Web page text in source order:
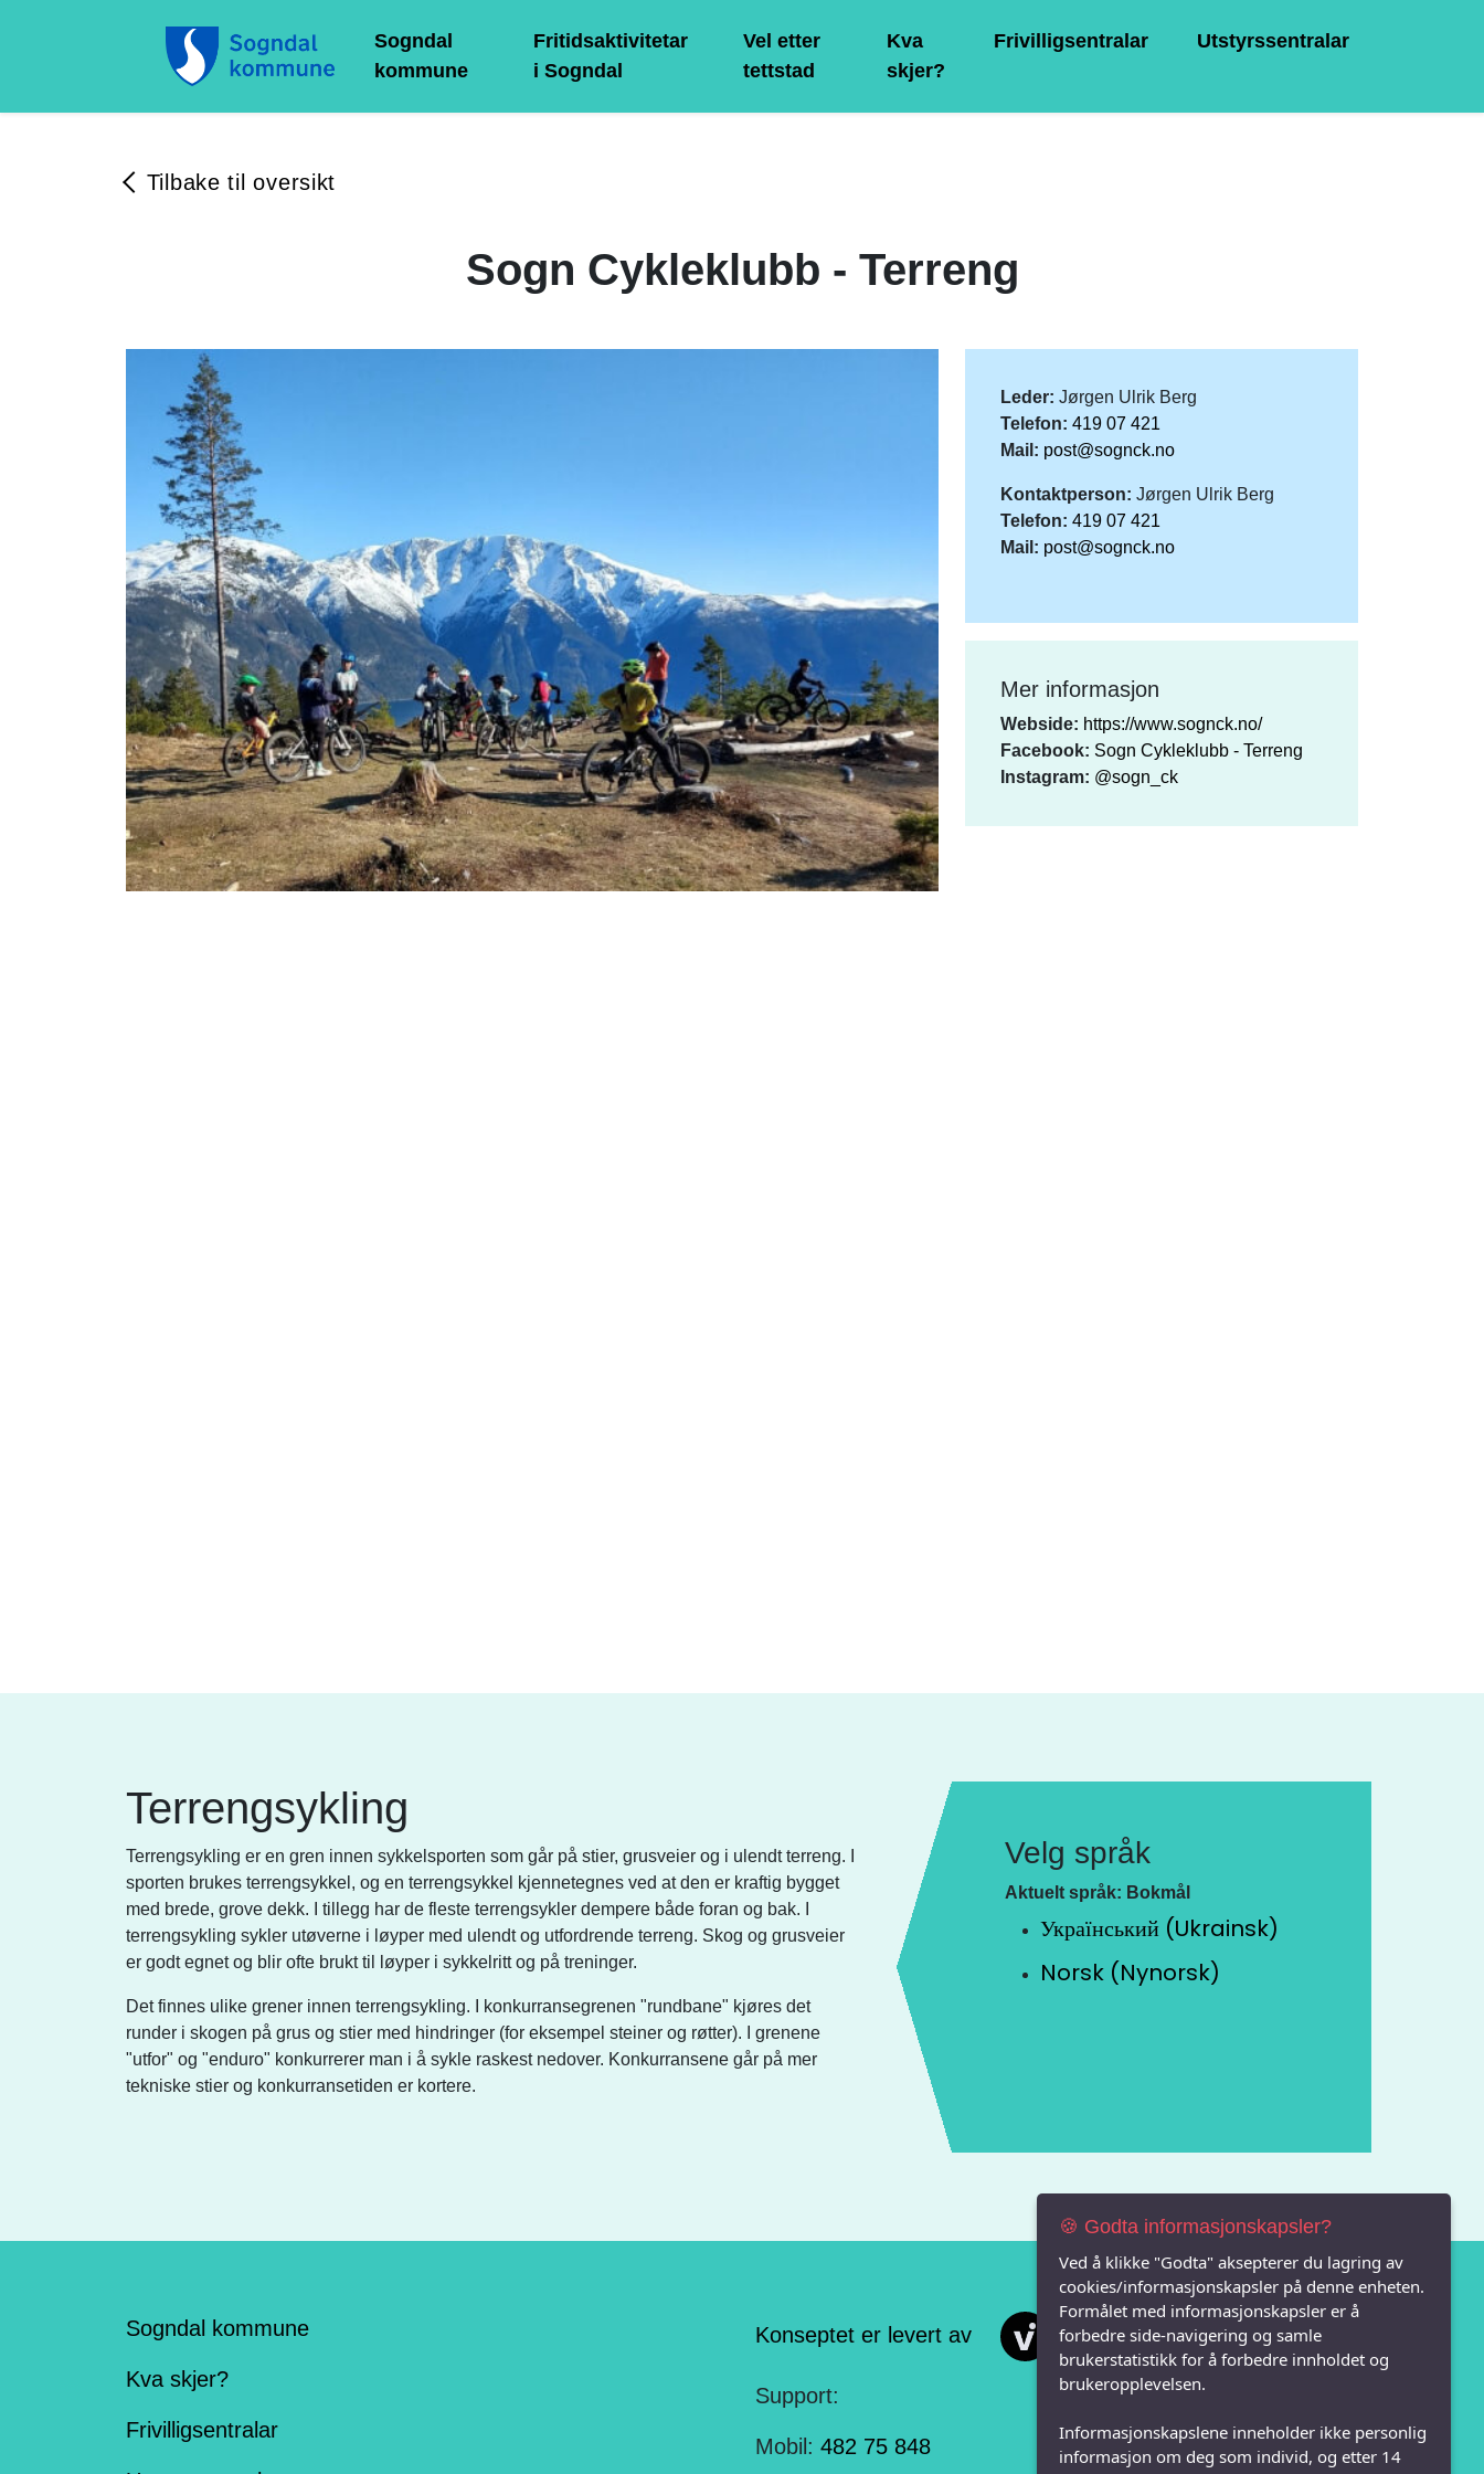
Sogndal
kommune
Fritidsaktivitetar
i Sogndal
Vel etter
tettstad
Kva
skjer?
Frivilligsentralar Utstyrssentralar
Tilbake til oversikt
Sogn Cykleklubb - Terreng
Leder: Jørgen Ulrik Berg
Telefon: 419 07 421
Mail: post@sognck.no
Kontaktperson: Jørgen Ulrik Berg
Telefon: 419 07 421
Mail: post@sognck.no
Mer informasjon
Webside: https://www.sognck.no/
Facebook: Sogn Cykleklubb - Terreng
Instagram: @sogn_ck
Terrengsykling
Terrengsykling er en gren innen sykkelsporten som går på stier, grusveier og i ulendt terreng. I
sporten brukes terrengsykkel, og en terrengsykkel kjennetegnes ved at den er kraftig bygget
med brede, grove dekk. I tillegg har de fleste terrengsykler dempere både foran og bak. I
terrengsykling sykler utøverne i løyper med ulendt og utfordrende terreng. Skog og grusveier
er godt egnet og blir ofte brukt til løyper i sykkelritt og på treninger.
Det finnes ulike grener innen terrengsykling. I konkurransegrenen "rundbane" kjøres det
runder i skogen på grus og stier med hindringer (for eksempel steiner og røtter). I grenene
"utfor" og "enduro" konkurrerer man i å sykle raskest nedover. Konkurransene går på mer
tekniske stier og konkurransetiden er kortere.
Velg språk
Aktuelt språk: Bokmål
Український (Ukrainsk)
Norsk (Nynorsk)
Sogndal kommune
Kva skjer?
Frivilligsentralar
Konseptet er levert av Vi FRITID
Support:
Mobil: 482 75 848
🍪 Godta informasjonskapsler?
Ved å klikke "Godta" aksepterer du lagring av
cookies/informasjonskapsler på denne enheten.
Formålet med informasjonskapsler er å
forbedre side-navigering og samle
brukerstatistikk for å forbedre innholdet og
brukeropplevelsen.
Informasjonskapslene inneholder ikke personlig
informasjon om deg som individ, og etter 14